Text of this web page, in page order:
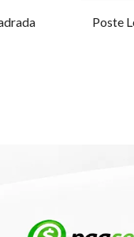
Poste